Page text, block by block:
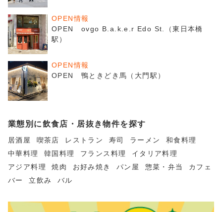
OPEN情報
OPEN ovgo B.a.k.e.r Edo St.（東日本橋
駅）
OPEN情報
OPEN 鴨ときどき馬（大門駅）
業態別に飲食店・居抜き物件を探す
居酒屋 喫茶店 レストラン 寿司 ラーメン
和食料理
中華料理
韓国料理 フランス料理
イタリア料理
アジア料理
焼肉 お好み焼き パン屋 惣菜・弁当
カフェ
バー
立飲み バル